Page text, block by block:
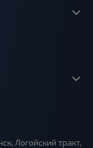
Логойский тракт,